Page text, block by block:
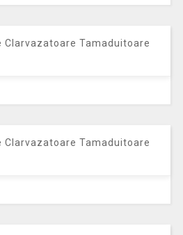
Clarvazatoare Tamaduitoare
Clarvazatoare Tamaduitoare